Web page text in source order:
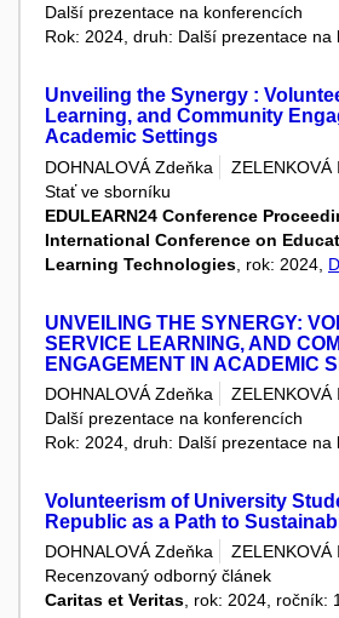
Další prezentace na konferencích
Rok: 2024, druh: Další prezentace na
Unveiling the Synergy :
Learning, and Community
Academic Settings
DOHNALOVÁ Zdeňka
ZELENKOVÁ
Stať ve sborníku
EDULEARN24 Conference
International Conference on
Learning Technologies , rok: 2024,
UNVEILING THE SYNERGY:
SERVICE LEARNING, AND
ENGAGEMENT IN ACADEMIC
DOHNALOVÁ Zdeňka
ZELENKOVÁ
Další prezentace na konferencích
Rok: 2024, druh: Další prezentace na
Volunteerism of University
Republic as a Path to
DOHNALOVÁ Zdeňka
ZELENKOVÁ
Recenzovaný odborný článek
Caritas et Veritas , rok: 2024, ročník: